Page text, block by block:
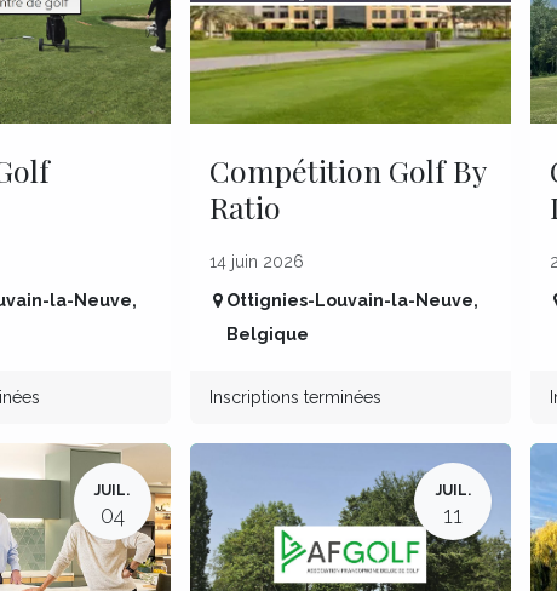
la-Neuve,
Compétition Golf By
Ratio
14 juin 2026
Ottignies-Louvain-la-Neuve,
Belgique
Inscriptions terminées
JUIL.
04
JUIL.
11